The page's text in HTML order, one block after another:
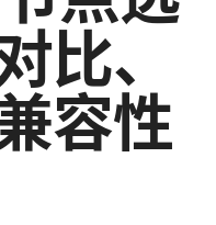
比、
容性